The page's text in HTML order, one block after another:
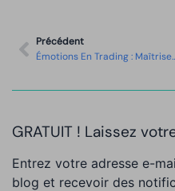
Précédent
Émotions En Trading :
GRATUIT ! Laissez
Entrez votre adresse e-
blog et recevoir des